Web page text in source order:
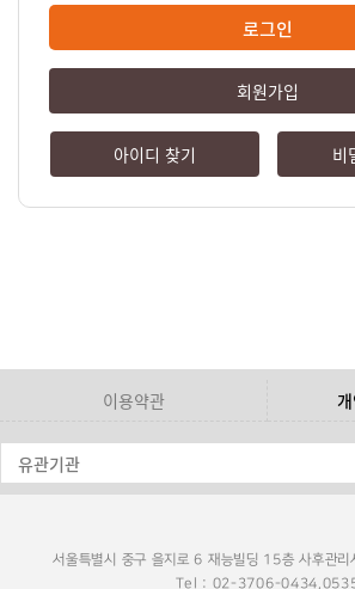
로그인
회원가입
아이디 찾기 비
이용약관
서울특별시 중구 을지로 6 재능빌딩 15층 사후관리
Tel : 02-3706-